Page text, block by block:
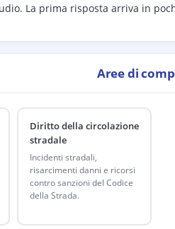
La prima risposta arriva in
Aree di
Diritto della circolazione
stradale
Incidenti stradali,
risarcimenti danni e ricorsi
contro sanzioni del Codice
della Strada.